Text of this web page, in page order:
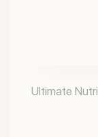
Ultimate